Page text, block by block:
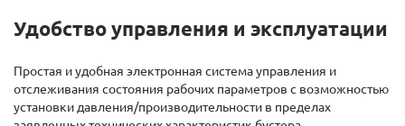
Удобство управления и эксплуатации
Простая и удобная электронная система управления и
отслеживания состояния рабочих параметров с возможностью
установки давления/производительности в пределах